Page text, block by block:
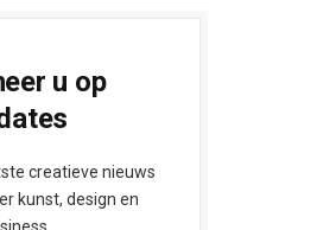
u op
creatieve nieuws
kunst, design en